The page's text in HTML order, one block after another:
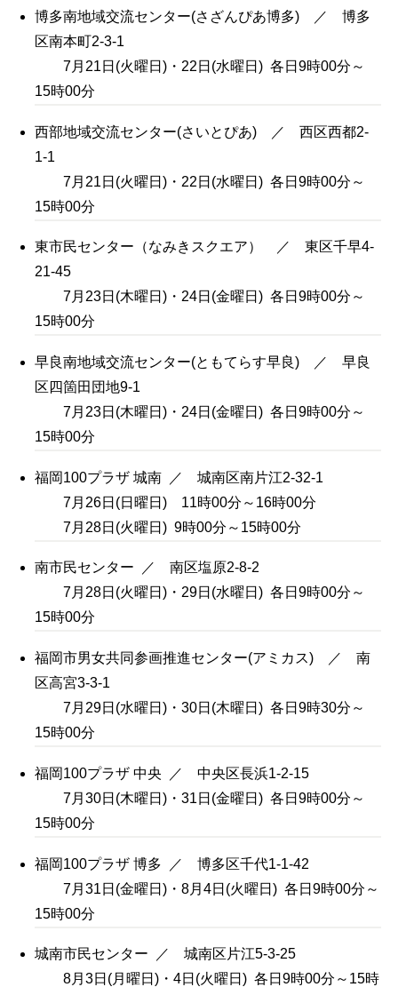
博多南地域交流センター(さざんぴあ博多) ／ 博多
区南本町2-3-1
7月21日(火曜日)・22日(水曜日) 各日9時00分～
15時00分
西部地域交流センター(さいとぴあ) ／ 西区西都2-
1-1
7月21日(火曜日)・22日(水曜日) 各日9時00分～
15時00分
東市民センター（なみきスクエア） ／ 東区千早4-
21-45
7月23日(木曜日)・24日(金曜日) 各日9時00分～
15時00分
早良南地域交流センター(ともてらす早良) ／ 早良
区四箇田団地9-1
7月23日(木曜日)・24日(金曜日) 各日9時00分～
15時00分
福岡100プラザ 城南 ／ 城南区南片江2-32-1
7月26日(日曜日) 11時00分～16時00分
7月28日(火曜日) 9時00分～15時00分
南市民センター ／ 南区塩原2-8-2
7月28日(火曜日)・29日(水曜日) 各日9時00分～
15時00分
福岡市男女共同参画推進センター(アミカス) ／ 南
区高宮3-3-1
7月29日(水曜日)・30日(木曜日) 各日9時30分～
15時00分
福岡100プラザ 中央 ／ 中央区長浜1-2-15
7月30日(木曜日)・31日(金曜日) 各日9時00分～
15時00分
福岡100プラザ 博多 ／ 博多区千代1-1-42
7月31日(金曜日)・8月4日(火曜日) 各日9時00分～
15時00分
城南市民センター ／ 城南区片江5-3-25
8月3日(月曜日)・4日(火曜日) 各日9時00分～15時